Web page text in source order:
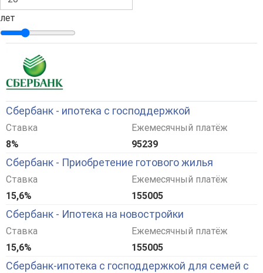
лет
Сбербанк - ипотека с господдержкой
Ставка
8%
Ежемесячный платёж
95239
Сбербанк - Приобретение готового жилья
Ставка
15,6%
Ежемесячный платёж
155005
Сбербанк - Ипотека на новостройки
Ставка
15,6%
Ежемесячный платёж
155005
Сбербанк-ипотека с господдержкой для семей с